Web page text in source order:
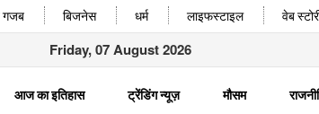
बिजनेस धर्म लाइफस्टाइल वेब
Friday, 07 August 2026
आज का इतिहास ट्रेंडिंग न्यूज़ मौसम